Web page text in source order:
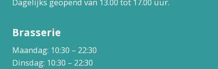
Brasserie
Maandag: 10:30 – 22:30
Dinsdag: 10:30 – 22:30